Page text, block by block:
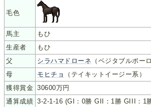
毛色
馬主
もひ
生産者
もひ
父
シラハマドローネ （ベジタブルポー
母
モヒチョ
（テイキットイージー系）
獲得賞金 30600万円
通算成績 3-2-1-16 (GI：0勝 GII：1勝 GIII：1